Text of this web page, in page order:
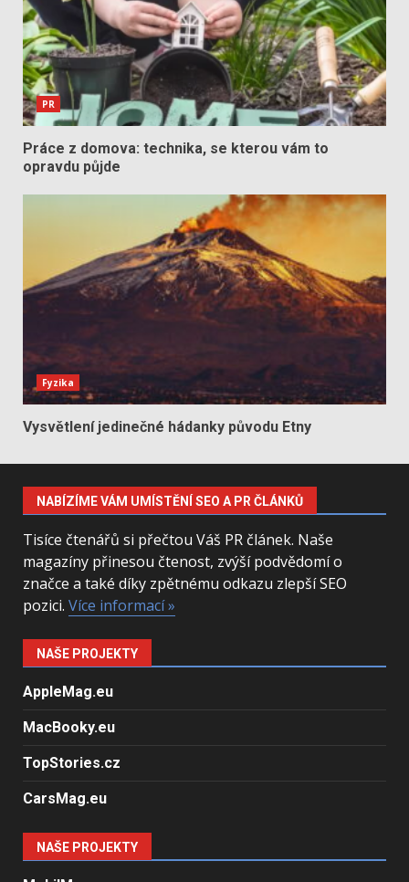
PR
Práce z domova: technika, se kterou vám to
opravdu půjde
Fyzika
Vysvětlení jedinečné hádanky původu Etny
NABÍZÍME VÁM UMÍSTĚNÍ SEO A PR ČLÁNKŮ
Tisíce čtenářů si přečtou Váš PR článek. Naše
magazíny přinesou čtenost, zvýší podvědomí o
značce a také díky zpětnému odkazu zlepší SEO
pozici. Více informací »
NAŠE PROJEKTY
AppleMag.eu
MacBooky.eu
TopStories.cz
CarsMag.eu
NAŠE PROJEKTY